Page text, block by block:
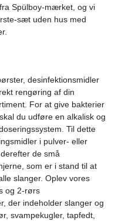
Spülboy-mærket, og vi
sæt uden hus med
desinfektionsmidler
rengøring af din
For at give bakterier
du udføre en alkalisk og
Til dette
i pulver- eller
de små
som er i stand til at
slanger. Oplev vores
og 2-rørs
der indeholder slanger og
svampekugler, tapfedt,